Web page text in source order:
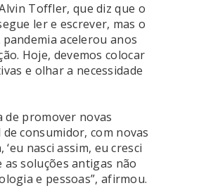
Toffler, que diz que o
ler e escrever, mas o
acelerou anos
Hoje, devemos colocar
e olhar a necessidade
de promover novas
consumidor, com novas
nasci assim, eu cresci
as soluções antigas não
e pessoas”, afirmou.